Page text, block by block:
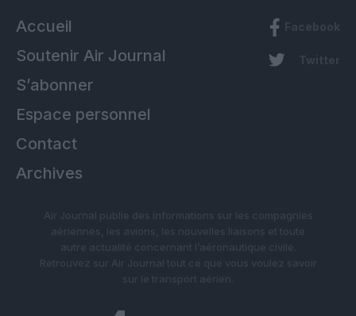
Accueil
Soutenir Air Journal
S’abonner
Espace personnel
Contact
Archives